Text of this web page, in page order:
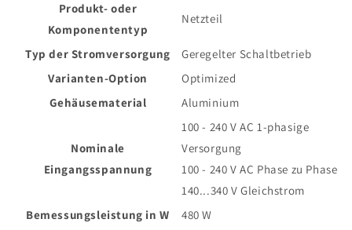
Produkt- oder
Komponententyp
Netzteil
Typ der Stromversorgung
Geregelter Schaltbetrieb
Varianten-Option
Optimized
Gehäusematerial
Aluminium
Nominale
Eingangsspannung
100 - 240 V AC 1-phasige
Versorgung
100 - 240 V AC Phase zu Phase
140...340 V Gleichstrom
Bemessungsleistung in W
480 W